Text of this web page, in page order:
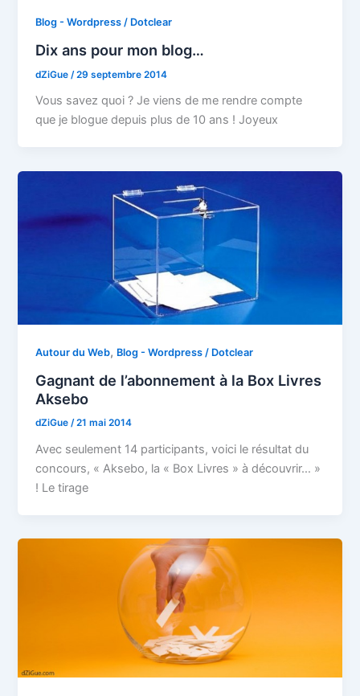
Blog - Wordpress / Dotclear
Dix ans pour mon blog…
dZiGue /29 septembre 2014
Vous savez quoi ? Je viens de me rendre compte
que je blogue depuis plus de 10 ans ! Joyeux
Autour du Web, Blog - Wordpress / Dotclear
Gagnant de l’abonnement à la Box Livres
Aksebo
dZiGue/21 mai 2014
Avec seulement 14 participants, voici le résultat du
concours, « Aksebo, la « Box Livres » à découvrir… »
! Le tirage